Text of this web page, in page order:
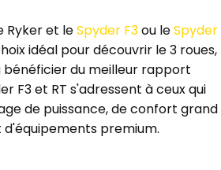
Ryker et leSpyder F3ou leSpyder
idéal pour découvrir le 3 roues,
bénéficier du meilleur rapport
F3 et RT s'adressent à ceux qui
de puissance, de confort grand
premium.